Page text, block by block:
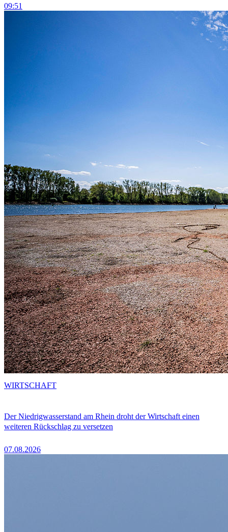
09:51
Der Niedrigwasserstand am Rhein droht der Wirtschaft einen
weiteren Rückschlag zu versetzen
07.08.2026
WIRTSCHAFT